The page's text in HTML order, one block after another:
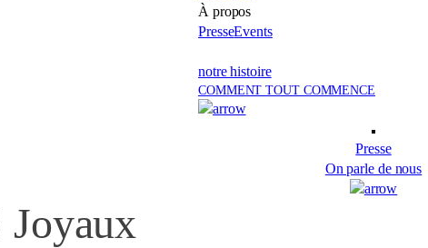
À propos
PresseEvents
notre histoire
COMMENT TOUT COMMENCE
Presse
On parle de nous